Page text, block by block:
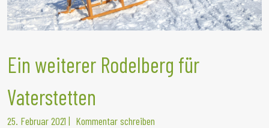
Ein weiterer Rodelberg für
Vaterstetten
25. Februar 2021 | Kommentar schreiben